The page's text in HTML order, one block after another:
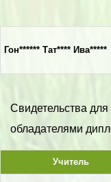
Гон****** Тат**** Ива*****
Свидетельства для
обладателями
Учитель